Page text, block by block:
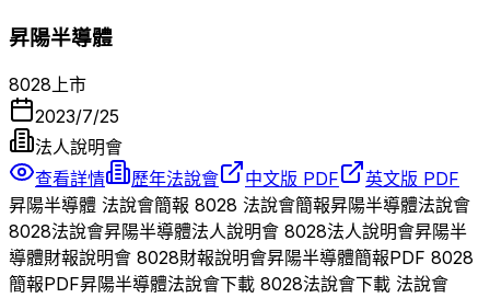
昇陽半導體
8028上市
2023/7/25
法人說明會
查看詳情
歷年法說會 中文版 PDF
英文版 PDF
昇陽半導體 法說會簡報 8028 法說會簡報昇陽半導體法說會
8028法說會昇陽半導體法人說明會 8028法人說明會昇陽半
導體財報說明會 8028財報說明會昇陽半導體簡報PDF 8028
簡報PDF昇陽半導體法說會下載 8028法說會下載 法說會